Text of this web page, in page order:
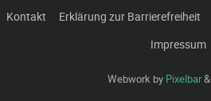
Kontakt Erklärung zur Barrierefreiheit
Impressum
Webwork by Pixelbar&